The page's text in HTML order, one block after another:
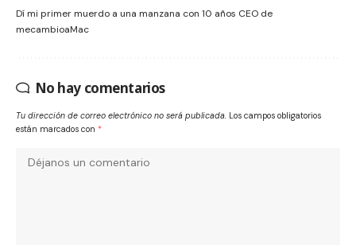
Dí mi primer muerdo a una manzana con 10 años CEO de
mecambioaMac
No hay comentarios
Tu dirección de correo electrónico no será publicada. Los campos obligatorios
están marcados con *